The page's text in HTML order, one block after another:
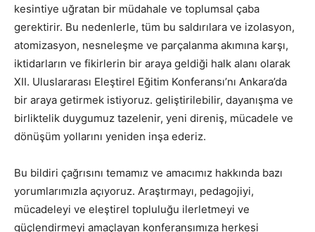
kesintiye uğratan bir müdahale ve toplumsal çaba
gerektirir. Bu nedenlerle, tüm bu saldırılara ve izolasyon,
atomizasyon, nesneleşme ve parçalanma akımına karşı,
iktidarların ve fikirlerin bir araya geldiği halk alanı olarak
XII. Uluslararası Eleştirel Eğitim Konferansı’nı Ankara’da
bir araya getirmek istiyoruz. geliştirilebilir, dayanışma ve
birliktelik duygumuz tazelenir, yeni direniş, mücadele ve
dönüşüm yollarını yeniden inşa ederiz.
Bu bildiri çağrısını temamız ve amacımız hakkında bazı
yorumlarımızla açıyoruz. Araştırmayı, pedagojiyi,
mücadeleyi ve eleştirel topluluğu ilerletmeyi ve
güçlendirmeyi amaçlayan konferansımıza herkesi